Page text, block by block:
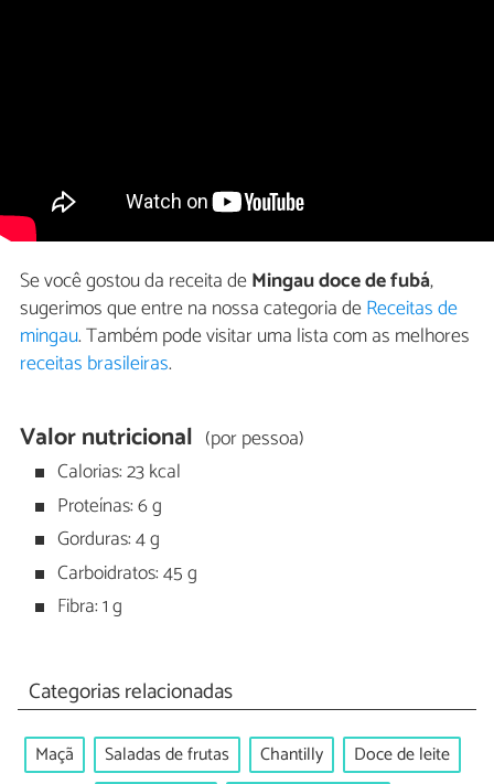
Se você gostou da receita deMingau doce de fubá,
sugerimos que entre na nossa categoria deReceitas de
mingau. Também pode visitar uma lista com as melhores
receitas brasileiras.
Valor nutricional (por pessoa)
Calorias: 23 kcal
Proteínas: 6 g
Gorduras: 4 g
Carboidratos: 45 g
Fibra: 1 g
Categorias relacionadas
Maçã Saladas de frutas Chantilly Doce de leite